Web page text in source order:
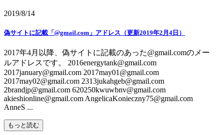
2019/8/14
偽サイトに記載「@gmail.com」アドレス（更新2019年2月4日）
2017年4月以降、偽サイトに記載のあった@gmail.comのメー
ルアドレスです。 2016energytank@gmail.com
2017january@gmail.com 2017may01@gmail.com
2017may02@gmail.com 2313jukahgeb@gmail.com
2brandjp@gmail.com 620250kwuwbnv@gmail.com
akieshionline@gmail.com AngelicaKonieczny75@gmail.com
AnneS ...
もっと読む